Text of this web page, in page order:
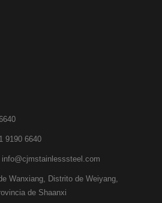
cilindros de gas
herramientas
a los impactos
para maquinaria
tuberías
9190 6640
Wanxiang, Distrito de Weiyang,
de Shaanxi